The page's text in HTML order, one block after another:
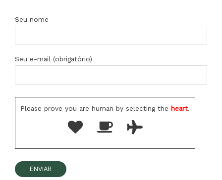
Seu nome
Seu e-mail (obrigatório)
Please prove you are human by selecting the heart.